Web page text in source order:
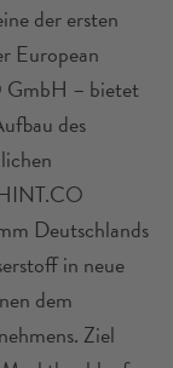
der ersten
European
GmbH – bietet
des
Deutschlands
in neue
dem
Ziel